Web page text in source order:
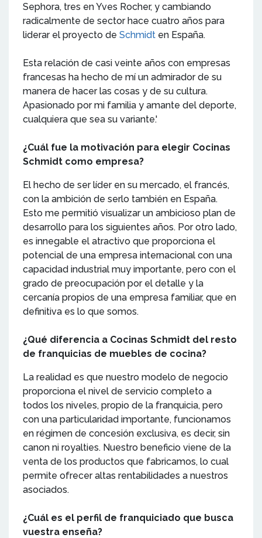
Sephora, tres en Yves Rocher, y cambiando
radicalmente de sector hace cuatro años para
liderar el proyecto de Schmidt en España.
Esta relación de casi veinte años con empresas
francesas ha hecho de mí un admirador de su
manera de hacer las cosas y de su cultura.
Apasionado por mi familia y amante del deporte,
cualquiera que sea su variante.'
¿Cuál fue la motivación para elegir Cocinas
Schmidt como empresa?
El hecho de ser líder en su mercado, el francés,
con la ambición de serlo también en España.
Esto me permitió visualizar un ambicioso plan de
desarrollo para los siguientes años. Por otro lado,
es innegable el atractivo que proporciona el
potencial de una empresa internacional con una
capacidad industrial muy importante, pero con el
grado de preocupación por el detalle y la
cercanía propios de una empresa familiar, que en
definitiva es lo que somos.
¿Qué diferencia a Cocinas Schmidt del resto
de franquicias de muebles de cocina?
La realidad es que nuestro modelo de negocio
proporciona el nivel de servicio completo a
todos los niveles, propio de la franquicia, pero
con una particularidad importante, funcionamos
en régimen de concesión exclusiva, es decir, sin
canon ni royalties. Nuestro beneficio viene de la
venta de los productos que fabricamos, lo cual
permite ofrecer altas rentabilidades a nuestros
asociados.
¿Cuál es el perfil de franquiciado que busca
vuestra enseña?